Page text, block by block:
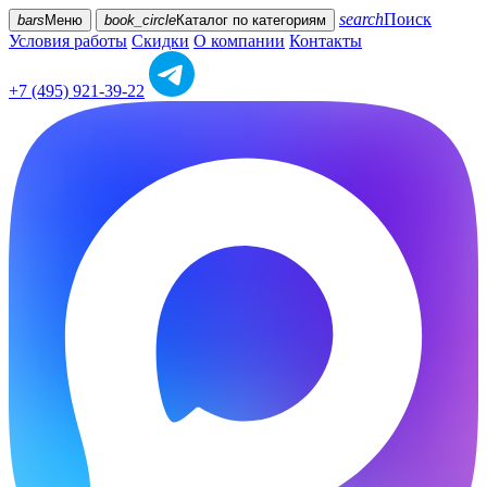
bars Меню book_circleКаталог по категориям searchПоиск
Условия работы Скидки О компании Контакты
+7 (495) 921-39-22